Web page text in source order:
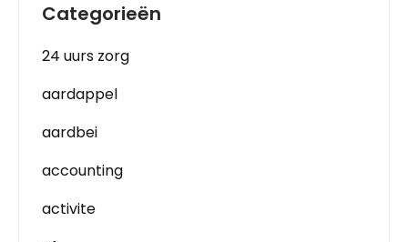
Categorieën
24 uurs zorg
aardappel
aardbei
accounting
activite